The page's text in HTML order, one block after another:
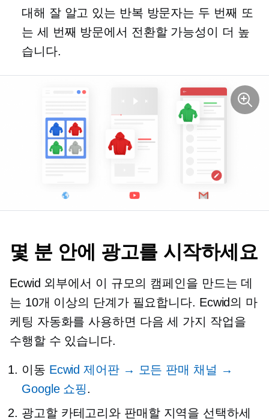
대해 잘 알고 있는 반복 방문자는 두 번째 또
는 세 번째 방문에서 전환할 가능성이 더 높
습니다.
몇 분 안에 광고를 시작하세요
Ecwid 외부에서 이 규모의 캠페인을 만드는 데
는 10개 이상의 단계가 필요합니다. Ecwid의 마
케팅 자동화를 사용하면 다음 세 가지 작업을
수행할 수 있습니다.
이동 Ecwid 제어판 → 모든 판매 채널 →
Google 쇼핑.
광고할 카테고리와 판매할 지역을 선택하세